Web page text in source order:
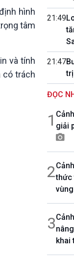
hình
tâm
và tính
có trách
21:49
21:47
ĐỌC
1 giải
2thức
3
khai